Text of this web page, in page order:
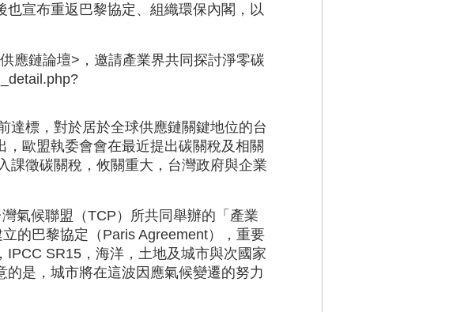
宣布重返巴黎協定、組織環保內閣，以
應鏈論壇>，邀請產業界共同探討淨零碳
達標，對於居於全球供應鏈關鍵地位的台
歐盟執委會會在最近提出碳關稅及相關
課徵碳關稅，攸關重大，台灣政府與企業
氣候聯盟（TCP）所共同舉辦的「產業
的巴黎協定（Paris Agreement），重要
SR15，海洋，土地及城市與次國家
是，城市將在這波因應氣候變遷的努力